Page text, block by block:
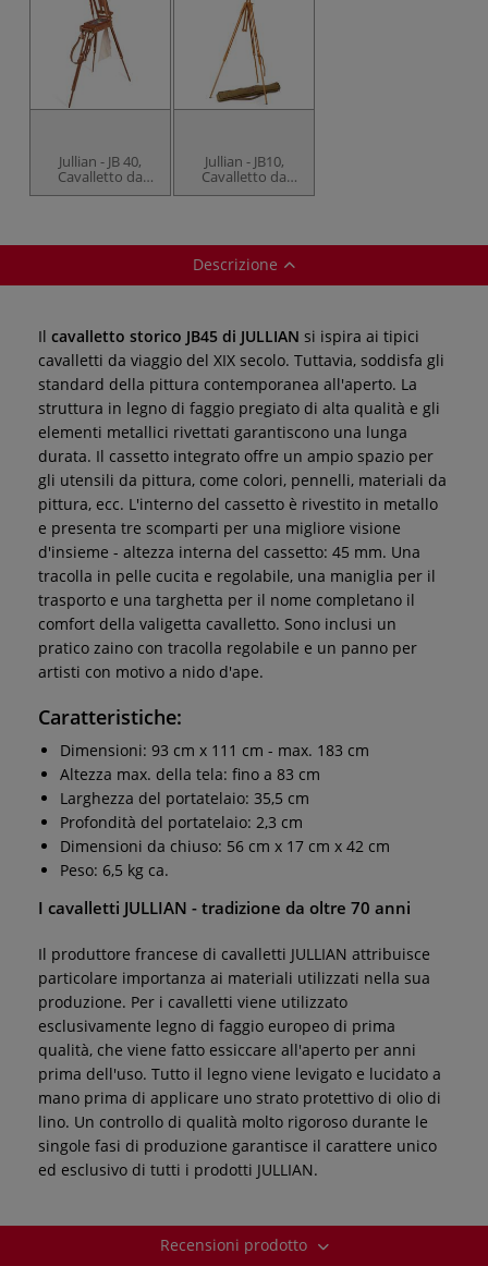
Jullian - JB 40,
Cavalletto da
viaggio
Jullian - JB10,
Cavalletto da
campagna
Descrizione
Il cavalletto storico JB45 di JULLIAN si ispira ai tipici
cavalletti da viaggio del XIX secolo. Tuttavia, soddisfa gli
standard della pittura contemporanea all'aperto. La
struttura in legno di faggio pregiato di alta qualità e gli
elementi metallici rivettati garantiscono una lunga
durata. Il cassetto integrato offre un ampio spazio per
gli utensili da pittura, come colori, pennelli, materiali da
pittura, ecc. L'interno del cassetto è rivestito in metallo
e presenta tre scomparti per una migliore visione
d'insieme - altezza interna del cassetto: 45 mm. Una
tracolla in pelle cucita e regolabile, una maniglia per il
trasporto e una targhetta per il nome completano il
comfort della valigetta cavalletto. Sono inclusi un
pratico zaino con tracolla regolabile e un panno per
artisti con motivo a nido d'ape.
Caratteristiche:
Dimensioni: 93 cm x 111 cm - max. 183 cm
Altezza max. della tela: fino a 83 cm
Larghezza del portatelaio: 35,5 cm
Profondità del portatelaio: 2,3 cm
Dimensioni da chiuso: 56 cm x 17 cm x 42 cm
Peso: 6,5 kg ca.
I cavalletti JULLIAN - tradizione da oltre 70 anni
Il produttore francese di cavalletti JULLIAN attribuisce
particolare importanza ai materiali utilizzati nella sua
produzione. Per i cavalletti viene utilizzato
esclusivamente legno di faggio europeo di prima
qualità, che viene fatto essiccare all'aperto per anni
prima dell'uso. Tutto il legno viene levigato e lucidato a
mano prima di applicare uno strato protettivo di olio di
lino. Un controllo di qualità molto rigoroso durante le
singole fasi di produzione garantisce il carattere unico
ed esclusivo di tutti i prodotti JULLIAN.
Recensioni prodotto